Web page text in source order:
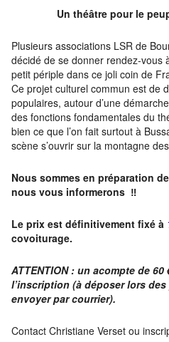
Un théâtre pour le
Plusieurs associations LSR de
décidé de se donner rendez-vous
petit périple dans ce joli coin de
Ce projet culturel commun est de
populaires, autour d’une
des fonctions fondamentales du
bien ce que l’on fait surtout à
scène s’ouvrir sur la montagne
Nous sommes en préparation
nous vous informerons ‼
Le prix est définitivement fixé à
covoiturage.
ATTENTION : un acompte de
l’inscription (à déposer lors
envoyer par courrier).
Contact Christiane Verset ou